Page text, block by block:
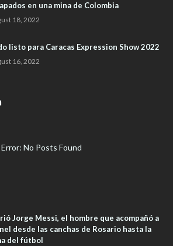
en una mina de Colombia
18, 2022
listo para Caracas Expression Show 2022
16, 2022
Error: No Posts Found
Jorge Messi, el hombre que acompañó a
desde las canchas de Rosario hasta la
del fútbol